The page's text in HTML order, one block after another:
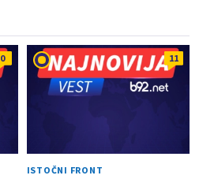
0 11
ISTOČNI FRONT